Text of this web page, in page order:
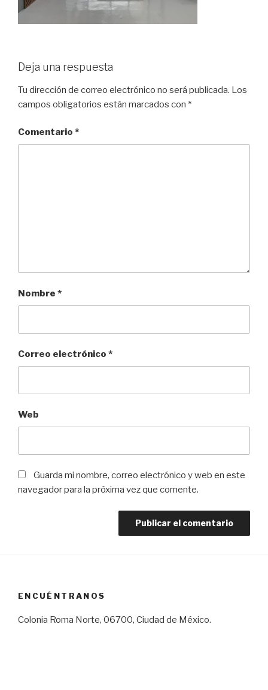
Deja una respuesta
Tu dirección de correo electrónico no será publicada. Los
campos obligatorios están marcados con *
Comentario *
Nombre *
Correo electrónico *
Web
Guarda mi nombre, correo electrónico y web en este
navegador para la próxima vez que comente.
ENCUÉNTRANOS
Colonia Roma Norte, 06700, Ciudad de México.